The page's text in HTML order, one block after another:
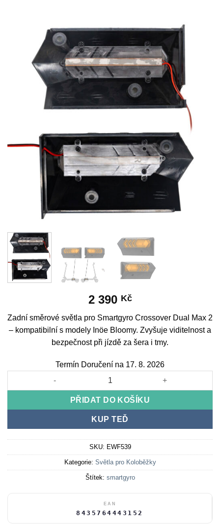
2 390 Kč
Zadní směrové světla pro Smartgyro Crossover Dual Max 2
– kompatibilní s modely Inöe Bloomy. Zvyšuje viditelnost a
bezpečnost při jízdě za šera i tmy.
Termín Doručení na 17. 8. 2026
Rear indicators for Smartgyro Crossover Dual Max 2 množství
PŘIDAT DO KOŠÍKU
KUP TEĎ
SKU: EWF539
Kategorie: Světla pro Koloběžky
Štítek: smartgyro
EAN
8435764443152